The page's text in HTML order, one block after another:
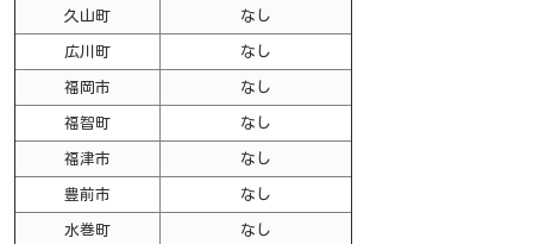
久山町 なし
広川町 なし
福岡市 なし
福智町 なし
福津市 なし
豊前市 なし
水巻町 なし